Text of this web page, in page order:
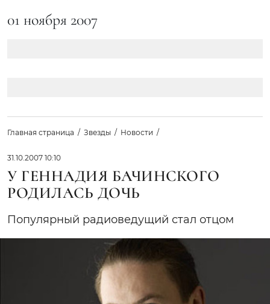
01 ноября 2007
Главная страница Звезды Новости
31.10.2007 10:10
У ГЕННАДИЯ БАЧИНСКОГО
РОДИЛАСЬ ДОЧЬ
Популярный радиоведущий стал отцом